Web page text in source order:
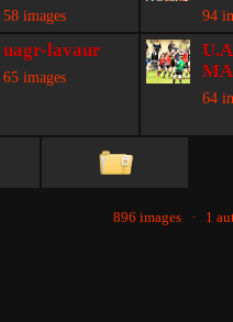
58 images 94
uagr-lavaur
65 images
64
896 images · 1